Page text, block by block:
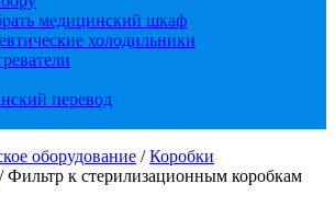
медицинский шкаф
холодильники
перевод
оборудование /Коробки
/ Фильтр к стерилизационным коробкам